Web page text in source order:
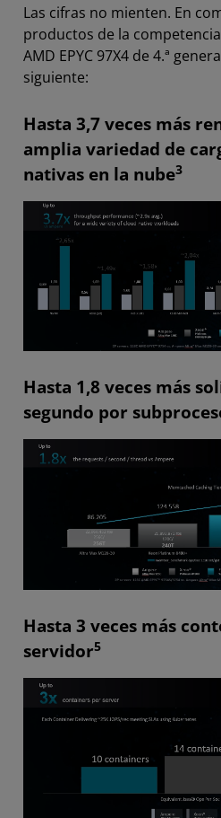
Las cifras no mienten. En
productos de la
AMD EPYC 97X4 de 4.ª
siguiente:
Hasta 3,7 veces más
amplia variedad de
nativas en la nube3
Hasta 1,8 veces más
segundo por
Hasta 3 veces más
servidor5